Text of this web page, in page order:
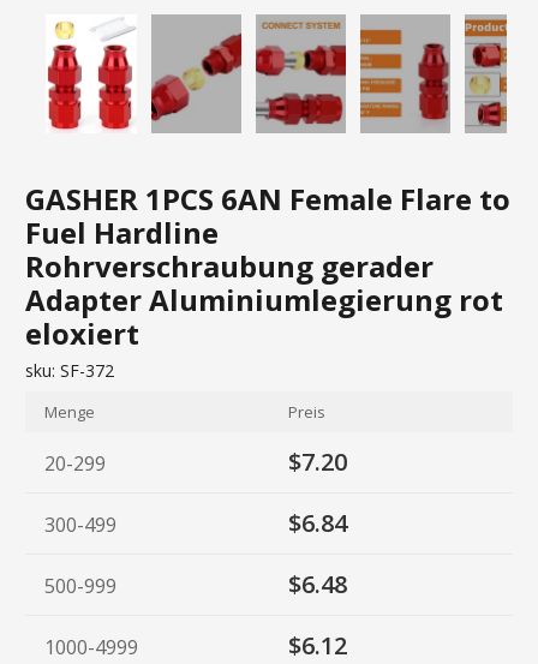
GASHER 1PCS 6AN Female Flare to
Fuel Hardline
Rohrverschraubung gerader
Adapter Aluminiumlegierung rot
eloxiert
sku: SF-372
Menge Preis
20-299 $7.20
300-499 $6.84
500-999 $6.48
1000-4999 $6.12